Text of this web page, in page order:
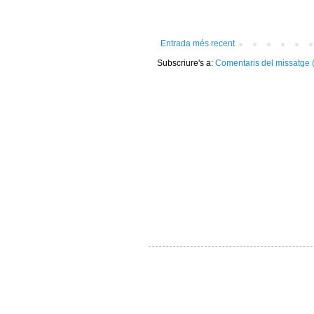
Entrada més recent
Subscriure's a: Comentaris del missatge